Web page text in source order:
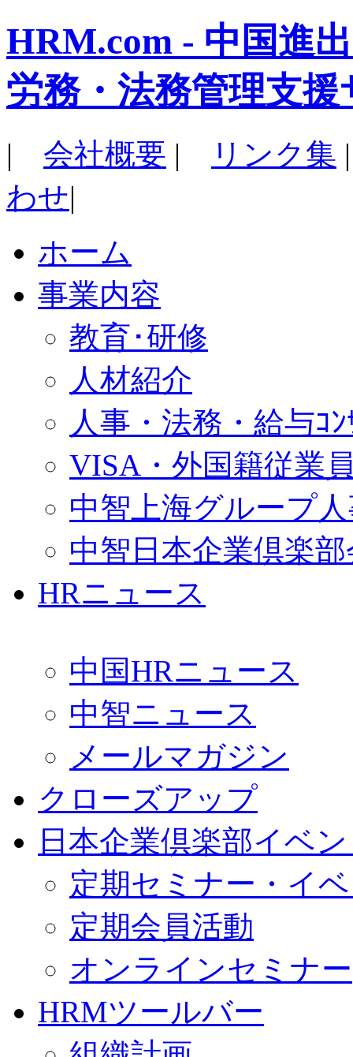
HRM.com - 中国進
労務・法務管理支援
| 会社概要 | リンク集
わせ|
ホーム
事業内容
教育･研修
人材紹介
人事・法務・給与ｺﾝ
VISA・外国籍従業
中智上海グループ
中智日本企業倶楽
HRニュース
中国HRニュース
中智ニュース
メールマガジン
クローズアップ
日本企業倶楽部イベ
定期セミナー・イ
定期会員活動
オンラインセミナー
HRMツールバー